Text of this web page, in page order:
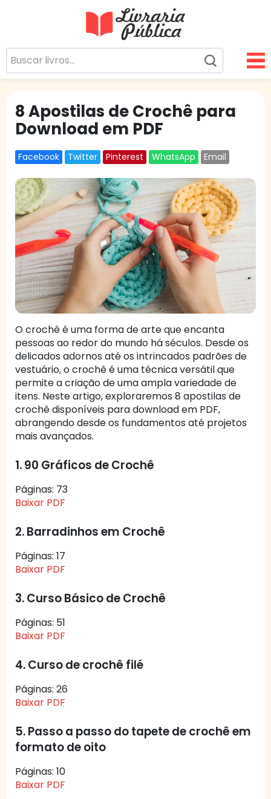
Sua Biblioteca Virtual Gratuita
8 Apostilas de Crochê para
Download em PDF
Facebook Twitter Pinterest WhatsApp Email
O crochê é uma forma de arte que encanta
pessoas ao redor do mundo há séculos. Desde os
delicados adornos até os intrincados padrões de
vestuário, o crochê é uma técnica versátil que
permite a criação de uma ampla variedade de
itens. Neste artigo, exploraremos 8 apostilas de
crochê disponíveis para download em PDF,
abrangendo desde os fundamentos até projetos
mais avançados.
1. 90 Gráficos de Crochê
Páginas: 73
Baixar PDF
2. Barradinhos em Crochê
Páginas: 17
Baixar PDF
3. Curso Básico de Crochê
Páginas: 51
Baixar PDF
4. Curso de crochê filé
Páginas: 26
Baixar PDF
5. Passo a passo do tapete de crochê em
formato de oito
Páginas: 10
Baixar PDF